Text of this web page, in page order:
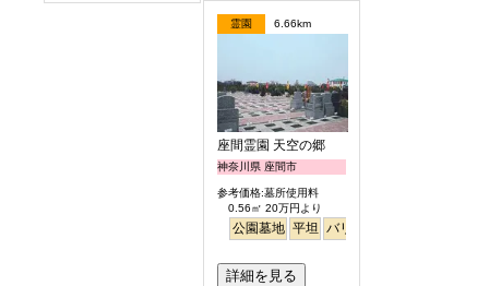
霊園 6.66km
座間霊園 天空の郷
神奈川県 座間市
参考価格:墓所使用料
0.56㎡ 20万円より
公園墓地 平坦 バリアフリー
詳細を見る